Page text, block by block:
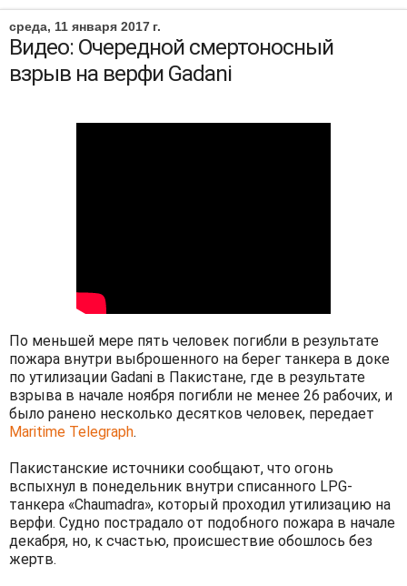
среда, 11 января 2017 г.
Видео: Очередной смертоносный
взрыв на верфи Gadani
По меньшей мере пять человек погибли в результате
пожара внутри выброшенного на берег танкера в доке
по утилизации Gadani в Пакистане, где в результате
взрыва в начале ноября погибли не менее 26 рабочих, и
было ранено несколько десятков человек, передает
Maritime Telegraph.
Пакистанские источники сообщают, что огонь
вспыхнул в понедельник внутри списанного LPG-
танкера «Chaumadra», который проходил утилизацию на
верфи. Судно пострадало от подобного пожара в начале
декабря, но, к счастью, происшествие обошлось без
жертв.